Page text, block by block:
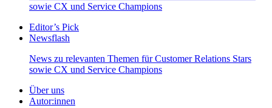
sowie CX und Service Champions
Editor’s Pick
Newsflash
News zu relevanten Themen für Customer Relations Stars
sowie CX und Service Champions
Über uns
Autor:innen